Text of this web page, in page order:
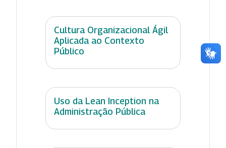
Cultura Organizacional Ágil
Aplicada ao Contexto
Público
Uso da Lean Inception na
Administração Pública